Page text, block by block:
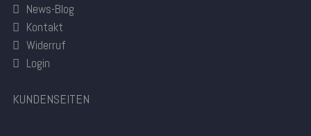
News-Blog
Kontakt
Widerruf
Login
KUNDENSEITEN